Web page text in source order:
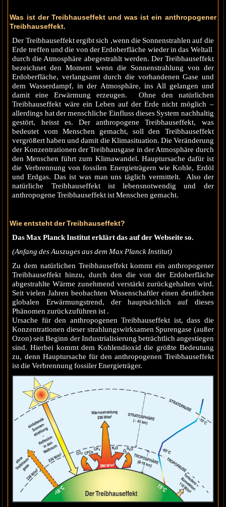
Was ist der Treibhauseffekt und was ist ein anthropogener
Treibhauseffekt.
Der Treibhauseffekt ergibt sich ,wenn die Sonnenstrahlen auf die
Erde treffen und die von der Erdoberfläche wieder in das Weltall
durch die Atmosphäre abegestrahlt werden. Der Treibhauseffekt
bezeichnet den Moment wenn die Sonnenstrahlung von der
Erdoberfläche, verlangsamt durch die vorhandenen Gase und
dem Wasserdampf, in der Atmosphäre, ins All gelangen und
damit eine Erwärmung erzeugen. Ohne den natürlichen
Treibhauseffekt wäre ein Leben auf der Erde nicht möglich –
allerdings hat der menschliche Einfluss dieses System nachhaltig
gestört, heisst es. Der anthropogene Treibhauseffekt, was
bedeutet vom Menschen gemacht, soll den Treibhauseffekt
vergrößert haben und damit die Klimasituation. Die Veränderung
der Konzentrationen der Treibhausgase in der Atmosphäre durch
den Menschen führt zum Klimawandel. Hauptursache dafür ist
die Verbrennung von fossilen Energieträgern wie Kohle, Erdöl
und Erdgas. Das ist was man uns täglich vermittelt. Also der
natürliche Treibhauseffekt ist lebensnotwendig und der
anthropogene Treibhauseffekt ist Menschen gemacht.
Wie entsteht der Treibhauseffekt?
Das Max Planck Institut erklärt das auf der Webseite so.
(Anfang des Auszuges aus dem Max Planck Institut)
Zu dem natürlichen Treibhauseffekt kommt ein anthropogener
Treibhauseffekt hinzu, durch den die von der Erdoberfläche
abgestrahlte Wärme zunehmend verstärkt zurückgehalten wird.
Seit vielen Jahren beobachten Wissenschaftler einen deutlichen
globalen Erwärmungstrend, der hauptsächlich auf dieses
Phänomen zurückzuführen ist .
Ursache für den anthropogenen Treibhauseffekt ist, dass die
Konzentrationen dieser strahlungswirksamen Spurengase (außer
Ozon) seit Beginn der Industrialisierung beträchtlich angestiegen
sind. Hierbei kommt dem Kohlendioxid die größte Bedeutung
zu, denn Hauptursache für den anthropogenen Treibhauseffekt
ist die Verbrennung fossiler Energieträger.